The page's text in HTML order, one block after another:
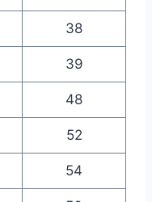
38
39
48
52
54